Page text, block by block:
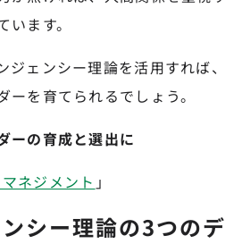
ます。
ジェンシー理論を活用すれば、
を育てられるでしょう。
ーの育成と選出に
ネジメント 」
シー理論の3つのデ